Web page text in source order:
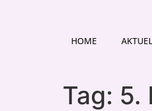
HOME
Tag: 5.